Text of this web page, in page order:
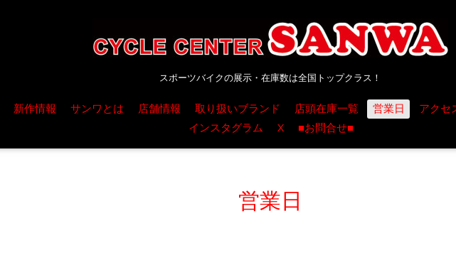
スポーツバイクの展示・在庫数は全国トップクラス！
新作情報 サンワとは 店舗情報 取り扱いブランド 店頭在庫一覧 営業日 アクセ
インスタグラム
X ■お問合せ■
営業日